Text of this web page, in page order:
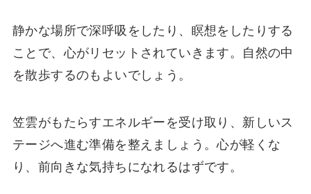
静かな場所で深呼吸をしたり、瞑想をしたりする
ことで、心がリセットされていきます。自然の中
を散歩するのもよいでしょう。
笠雲がもたらすエネルギーを受け取り、新しいス
テージへ進む準備を整えましょう。心が軽くな
り、前向きな気持ちになれるはずです。